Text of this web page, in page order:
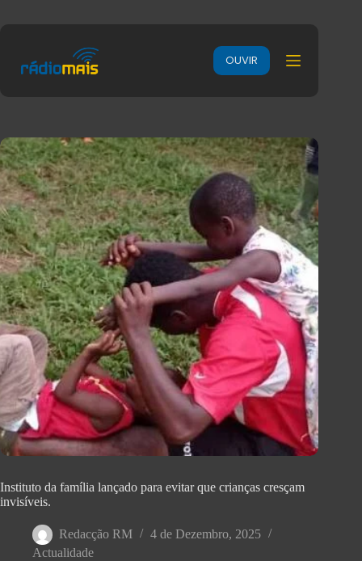
OUVIR
Instituto da família lançado para evitar que crianças cresçam
invisíveis.
Redacção RM
4 de Dezembro, 2025
Actualidade